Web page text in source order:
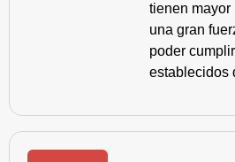
tienen
una gran
poder
establecidos